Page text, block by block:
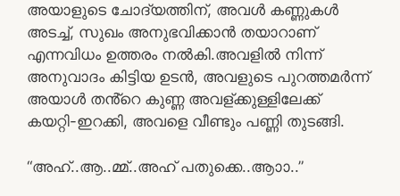
അയാളുടെ ചോദ്യത്തിന്, അവൾ കണ്ണുകൾ
അടച്ച്, സുഖം അനുഭവിക്കാൻ തയാറാണ്
എന്നവിധം ഉത്തരം നൽകി.അവളിൽ നിന്ന്
അനുവാദം കിട്ടിയ ഉടൻ, അവളുടെ പുറത്തമർന്ന്
അയാൾ തൻ്റെ കുണ്ണ അവള്ക്കുള്ളിലേക്ക്
കയറ്റി-ഇറക്കി, അവളെ വീണ്ടും പണ്ണി തുടങ്ങി.
“അഹ്..ആ..മ്മ്..അഹ് പതുക്കെ..ആാാ..”